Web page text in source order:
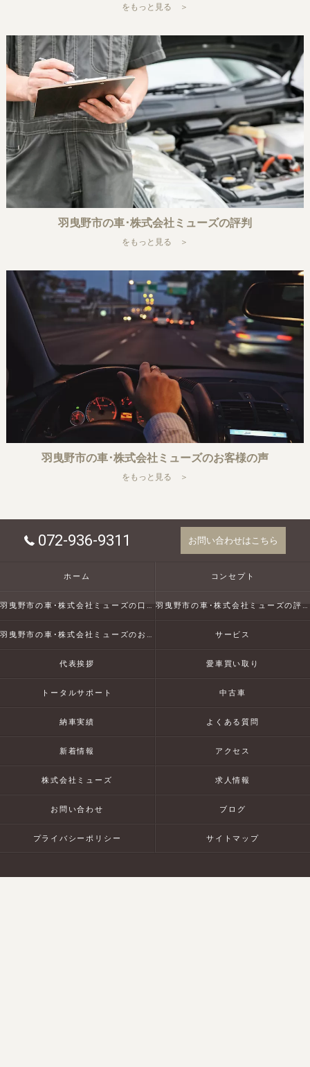
をもっと見る ＞
羽曳野市の車･株式会社ミューズの評判
をもっと見る ＞
羽曳野市の車･株式会社ミューズのお客様の声
をもっと見る ＞
072-936-9311 お問い合わせはこちら
ホーム コンセプト
羽曳野市の車･株式会社ミューズの口コミ情報 羽曳野市の車･株式会社ミューズの評判
羽曳野市の車･株式会社ミューズのお客様の声 サービス
代表挨拶 愛車買い取り
トータルサポート 中古車
納車実績 よくある質問
新着情報 アクセス
株式会社ミューズ 求人情報
お問い合わせ ブログ
プライバシーポリシー サイトマップ